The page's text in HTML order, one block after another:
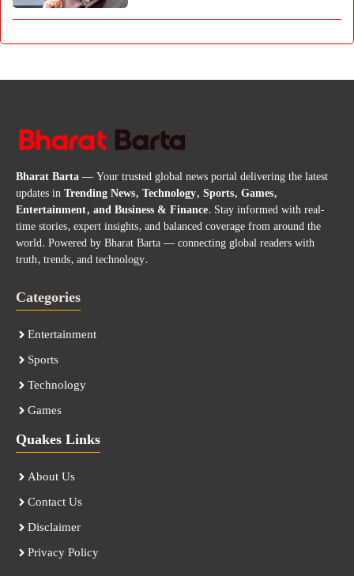
Bharat Barta— Your trusted global news portal delivering the latest
updates inTrending News, Technology, Sports, Games,
Entertainment, and Business & Finance. Stay informed with real-
time stories, expert insights, and balanced coverage from around the
world. Powered by Bharat Barta — connecting global readers with
truth, trends, and technology.
Categories
Entertainment
Sports
Technology
Games
Quakes Links
About Us
Contact Us
Disclaimer
Privacy Policy